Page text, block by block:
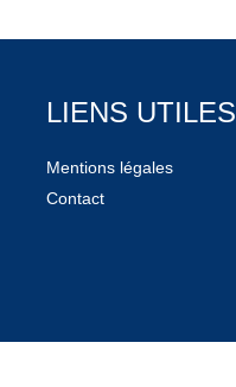
LIENS UTILES
Mentions légales
Contact